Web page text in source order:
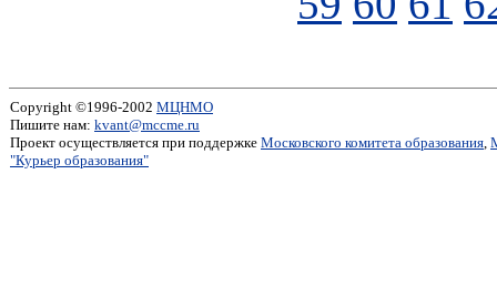
Copyright ©1996-2002 МЦНМО
Пишите нам: kvant@mccme.ru
Проект осуществляется при поддержке Московского комитета образования,
"Курьер образования"